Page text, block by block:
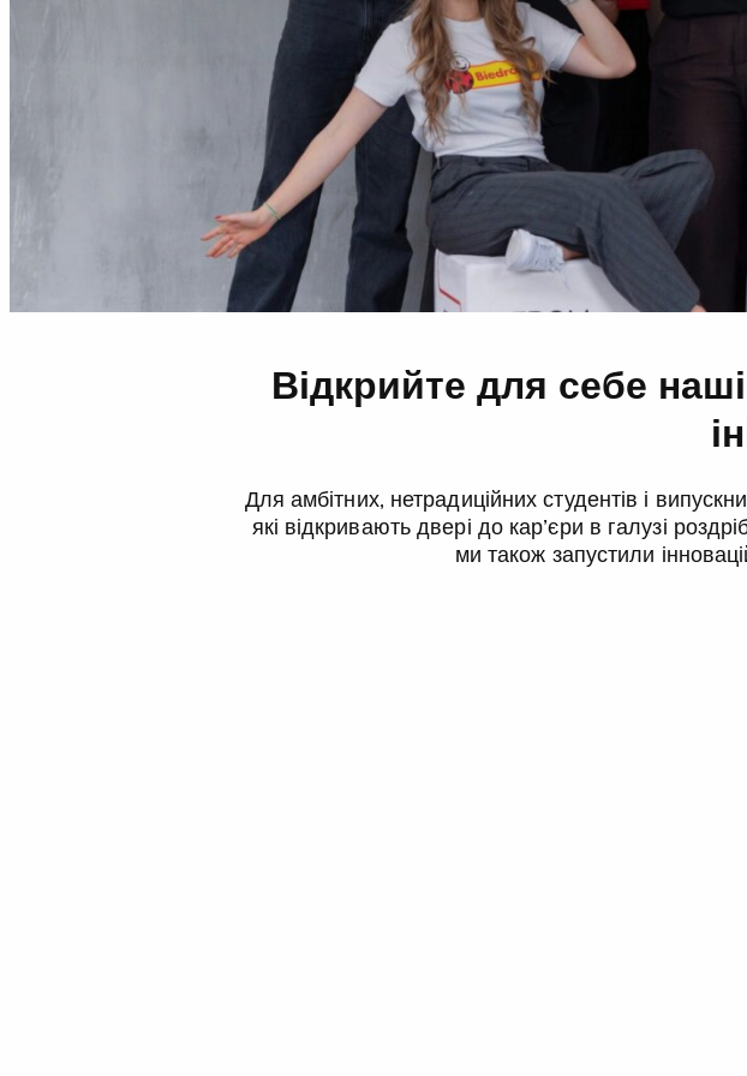
Відкрийте для себе
Для амбітних, нетрадиційних студентів і
які відкривають двері до кар’єри в галузі
ми також запустили